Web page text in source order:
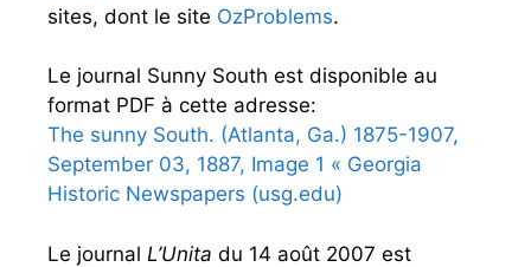
sites, dont le site OzProblems.
Le journal Sunny South est disponible au
format PDF à cette adresse:
The sunny South. (Atlanta, Ga.) 1875-1907,
September 03, 1887, Image 1 « Georgia
Historic Newspapers (usg.edu)
Le journal L’Unita du 14 août 2007 est